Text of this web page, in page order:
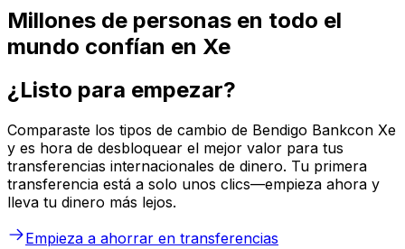
Millones de personas en todo el
mundo confían en Xe
¿Listo para empezar?
Comparaste los tipos de cambio de Bendigo Bankcon Xe
y es hora de desbloquear el mejor valor para tus
transferencias internacionales de dinero. Tu primera
transferencia está a solo unos clics—empieza ahora y
lleva tu dinero más lejos.
Empieza a ahorrar en transferencias